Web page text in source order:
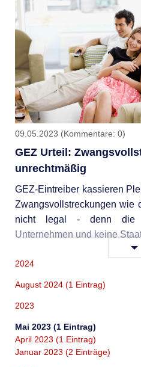
09.05.2023 (Kommentare: 0)
GEZ Urteil:
unrechtmäßig
GEZ-Eintreiber kassieren
Zwangsvollstreckungen wie
nicht legal - denn die
Unternehmen und keine
unrechtmäßig
2024
August 2024 (1 Eintrag)
2023
Mai 2023 (1 Eintrag)
April 2023 (1 Eintrag)
Januar 2023 (2 Einträge)